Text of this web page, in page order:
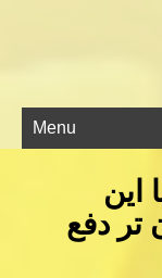
Menu
این
دفع